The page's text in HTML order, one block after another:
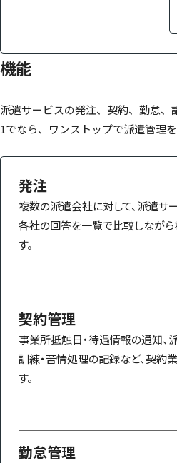
機能
派遣サービスの発注、契約、勤怠、
1でなら、ワンストップで派遣管理を
発注
複数の派遣会社に対して、派遣サ
各社の回答を一覧で比較しなが
す。
契約管理
事業所抵触日・待遇情報の通知、
訓練・苦情処理の記録など、契約
す。
勤怠管理